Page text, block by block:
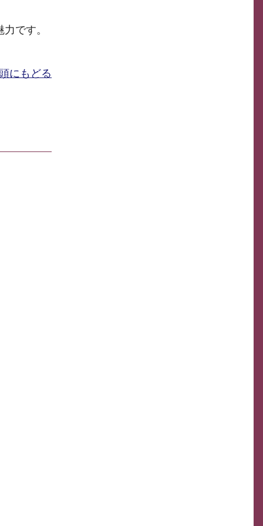
です。
にもどる